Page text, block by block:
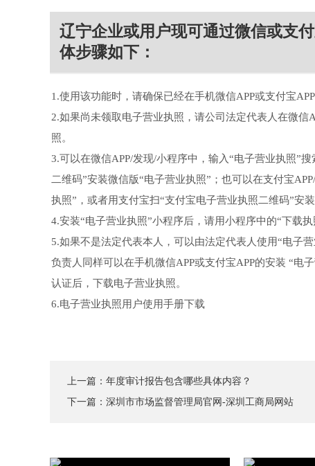
辽宁企业或用户现可通过微信或支
体步骤如下：
1.使用该功能时，请确保已经在手机微信APP或支付宝
2.如果尚未领取电子营业执照，请公司法定代表人在微信
照。
3.可以在微信APP/发现/小程序中，输入“电子营业执照”
二维码”安装微信版“电子营业执照”；也可以在支付宝
执照”，或者用支付宝扫“支付宝电子营业执照二维码”安
4.安装“电子营业执照”小程序后，请用小程序中的“下载
5.如果不是法定代表本人，可以由法定代表人使用“电子
负责人同样可以在手机微信APP或支付宝APP的安装 “电
认证后，下载电子营业执照。
6.电子营业执照用户使用手册下载
上一篇： 年度审计报告包含哪些具体内容？
下一篇： 深圳市市场监督管理局官网-深圳工商局网站